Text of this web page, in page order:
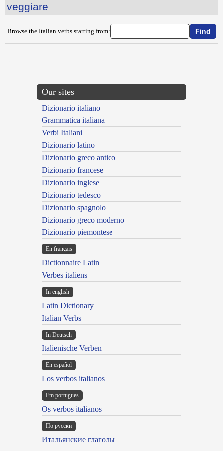
veggiare
Browse the Italian verbs starting from:
Our sites
Dizionario italiano
Grammatica italiana
Verbi Italiani
Dizionario latino
Dizionario greco antico
Dizionario francese
Dizionario inglese
Dizionario tedesco
Dizionario spagnolo
Dizionario greco moderno
Dizionario piemontese
En français
Dictionnaire Latin
Verbes italiens
In english
Latin Dictionary
Italian Verbs
In Deutsch
Italienische Verben
En español
Los verbos italianos
Em portugues
Os verbos italianos
По русски
Итальянские глаголы